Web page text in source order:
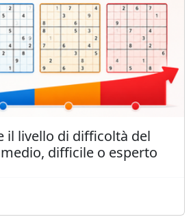
il livello di difficoltà del
difficile o esperto